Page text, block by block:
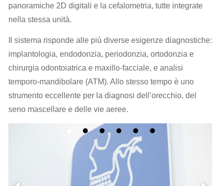
panoramiche 2D digitali e la cefalometria, tutte integrate
nella stessa unità.
Il sistema risponde alle più diverse esigenze diagnostiche:
implantologia, endodonzia, periodonzia, ortodonzia e
chirurgia odontoiatrica e maxillo-facciale, e analisi
temporo-mandibolare (ATM). Allo stesso tempo è uno
strumento eccellente per la diagnosi dell’orecchio, del
seno mascellare e delle vie aeree.